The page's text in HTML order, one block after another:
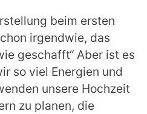
beim ersten
irgendwie, das
geschafft“ Aber ist es
so viel Energien und
unsere Hochzeit
zu planen, die